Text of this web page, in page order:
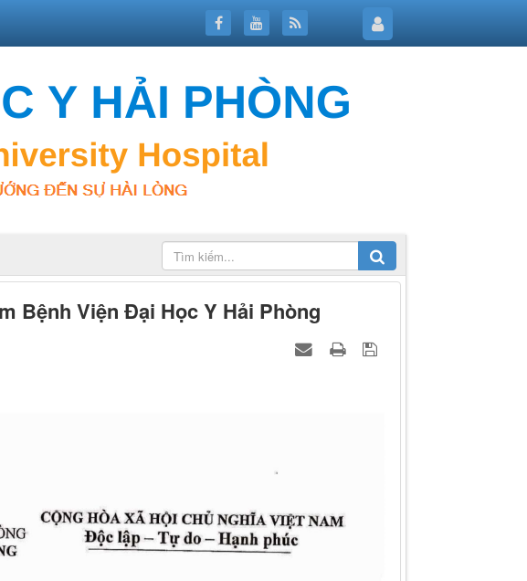
Bệnh Viện Đại Học Y Hải Phòng